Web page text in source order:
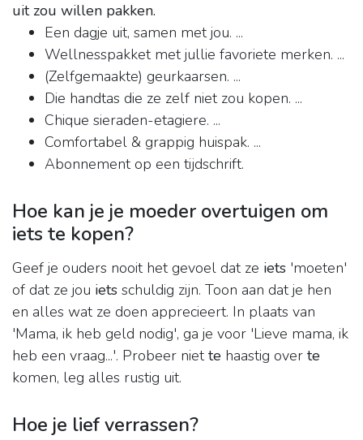
uit zou willen pakken.
Een dagje uit, samen met jou. ...
Wellnesspakket met jullie favoriete merken. ...
(Zelfgemaakte) geurkaarsen. ...
Die handtas die ze zelf niet zou kopen. ...
Chique sieraden-etagiere. ...
Comfortabel & grappig huispak. ...
Abonnement op een tijdschrift.
Hoe kan je je moeder overtuigen om
iets te kopen?
Geef je ouders nooit het gevoel dat ze iets 'moeten'
of dat ze jou iets schuldig zijn. Toon aan dat je hen
en alles wat ze doen apprecieert. In plaats van
'Mama, ik heb geld nodig', ga je voor 'Lieve mama, ik
heb een vraag...'. Probeer niette haastig over te
komen, leg alles rustig uit.
Hoe je lief verrassen?